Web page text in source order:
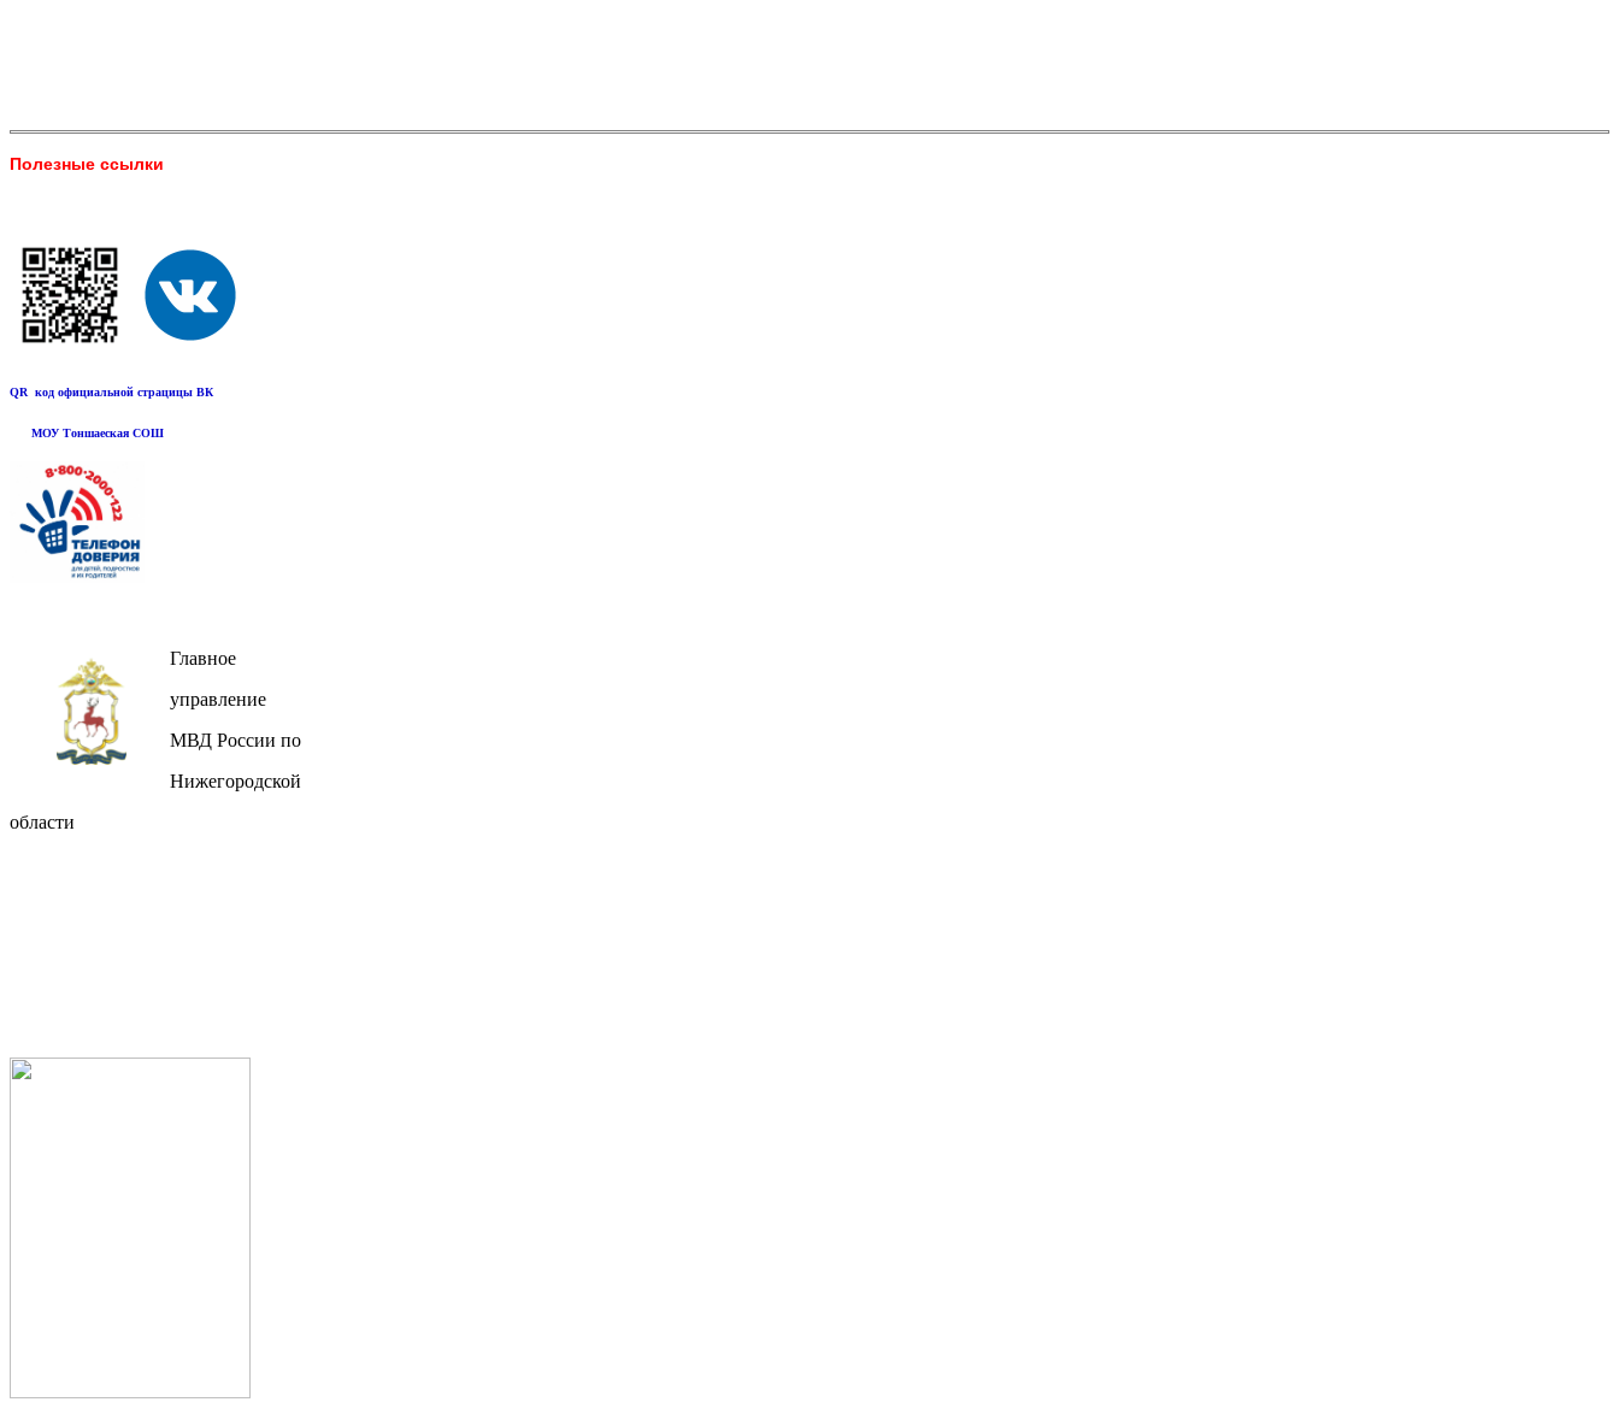
Полезные ссылки
QR код официальной страцицы ВК
МОУ Тоншаеская СОШ
Главное
управление
МВД России по
Нижегородской
области